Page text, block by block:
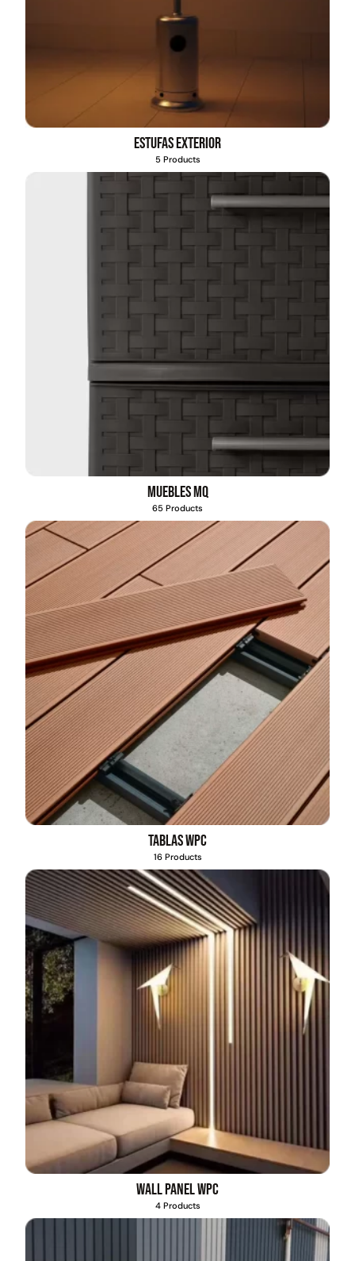
Estufas exterior
5 Products
Muebles MQ
65 Products
Tablas WPC
16 Products
Wall Panel WPC
4 Products